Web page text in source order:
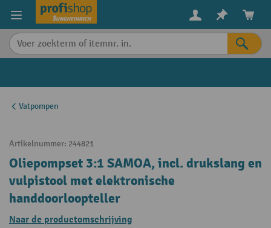
content
Vatpompen
Artikelnummer: 244821
Oliepompset 3:1 SAMOA, incl. drukslang en
vulpistool met elektronische
handdoorloopteller
Naar de productomschrijving